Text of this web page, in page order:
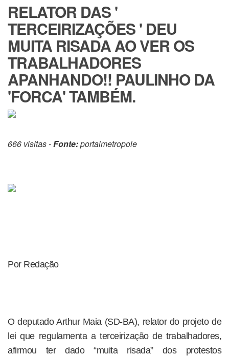
RELATOR DAS '
TERCEIRIZAÇÕES ' DEU
MUITA RISADA AO VER OS
TRABALHADORES
APANHANDO!! PAULINHO DA
'FORCA' TAMBÉM.
666 visitas -Fonte:portalmetropole
Por Redação
O deputado Arthur Maia (SD-BA), relator do projeto de
lei que regulamenta a terceirização de trabalhadores,
afirmou ter dado “muita risada” dos protestos